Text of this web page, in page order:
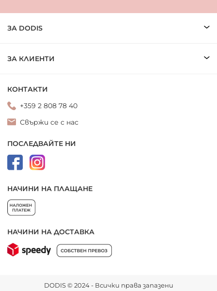
ЗА DODIS
ЗА КЛИЕНТИ
КОНТАКТИ
+359 2 808 78 40
Свържи се с нас
ПОСЛЕДВАЙТЕ НИ
НАЧИНИ НА ПЛАЩАНЕ
НАЧИНИ НА ДОСТАВКА
DODIS © 2024 - Всички права запазени